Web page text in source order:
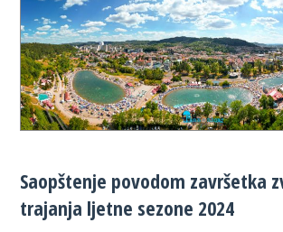
Saopštenje povodom završetka
trajanja ljetne sezone 2024